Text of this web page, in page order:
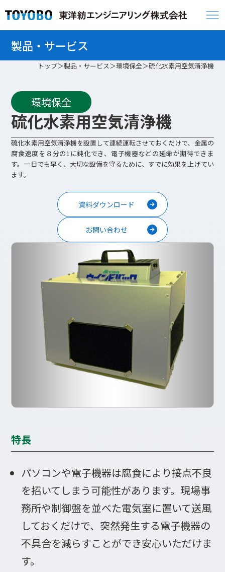
製品・サービス
トップ 製品・サービス 環境保全 硫化水素用空気清浄機
環境保全
硫化水素用空気清浄機
硫化水素用空気清浄機を設置して連続運転させておくだけで、金属の
腐食速度を８分の1に鈍化でき、電子機器などの延命が期待できま
す。一日でも早く、大切な設備を守るために、すでに効果を上げてい
ます。
資料ダウンロード
お問い合わせ
特長
パソコンや電子機器は腐食により接点不良
を招いてしまう可能性があります。現場事
務所や制御盤を並べた電気室に置いて送風
しておくだけで、突然発生する電子機器の
不具合を減らすことができ安心いただけま
す。